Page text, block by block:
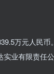
万元人民
实业有限责任